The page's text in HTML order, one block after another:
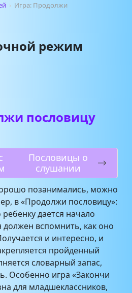
› Игра: Продолжи
режим
пословицу
Пословицы о
слушании
позанимались, можно
в «Продолжи пословицу»:
ребенку дается начало
должен вспомнить, как оно
и интересно, и
пройденный
словарный запас,
Особенно игра «Закончи
для младшеклассников,